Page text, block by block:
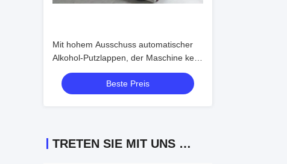
Mit hohem Ausschuss automatischer
Alkohol-Putzlappen, der Maschine kein
Durchsickern keine Blasen macht
Beste Preis
TRETEN SIE MIT UNS IN VERBINDUNG